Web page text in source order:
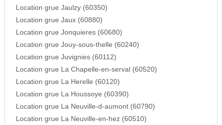
Location grue Jaulzy (60350)
Location grue Jaux (60880)
Location grue Jonquieres (60680)
Location grue Jouy-sous-thelle (60240)
Location grue Juvignies (60112)
Location grue La Chapelle-en-serval (60520)
Location grue La Herelle (60120)
Location grue La Houssoye (60390)
Location grue La Neuville-d-aumont (60790)
Location grue La Neuville-en-hez (60510)